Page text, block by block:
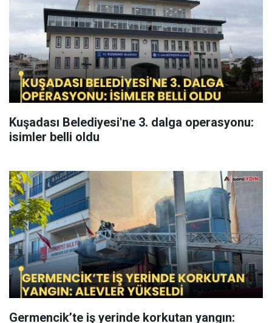
Kuşadası Belediyesi'ne 3. dalga operasyonu:
isimler belli oldu
Germencik’te iş yerinde korkutan yangın: